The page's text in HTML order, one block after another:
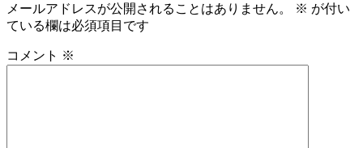
ゲ
シ
メールアドレスが公開されることはありません。 ※ が付い
ている欄は必須項目です
コメント ※